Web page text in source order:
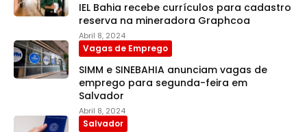
IEL Bahia recebe currículos para cadastro
reserva na mineradora Graphcoa
Abril 8, 2024
Vagas de Emprego
SIMM e SINEBAHIA anunciam vagas de
emprego para segunda-feira em
Salvador
Abril 8, 2024
Salvador